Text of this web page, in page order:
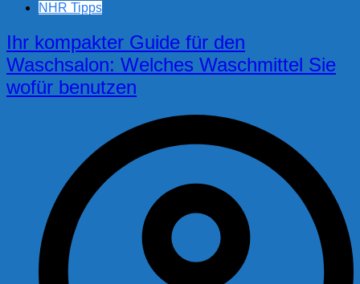
NHR Tipps
Ihr kompakter Guide für den
Waschsalon: Welches Waschmittel Sie
wofür benutzen